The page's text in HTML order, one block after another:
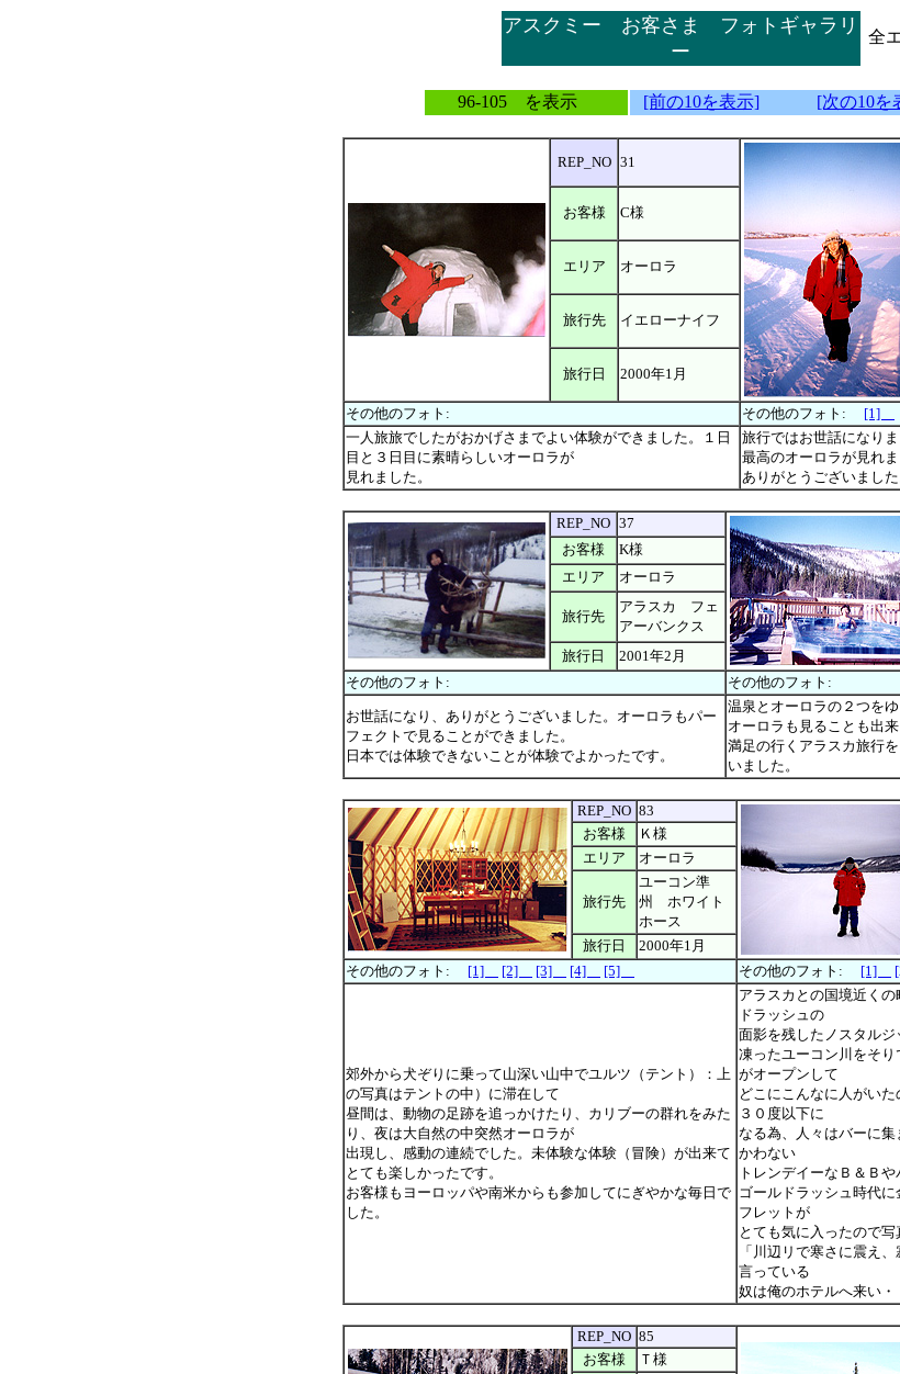
アスクミー お客さま フォトギャラリ
ー
全
96-105 を表示 [前の10を表示] [次の10を
REP_NO 31
お客様 C様
エリア オーロラ
旅行先 イエローナイフ
旅行日 2000年1月
その他のフォト: その他のフォト: [1]
一人旅旅でしたがおかげさまでよい体験ができました。１日
目と３日目に素晴らしいオーロラが
見れました。
旅行ではお世話になり
最高のオーロラが見れま
ありがとうございました
REP_NO 37
お客様
K様
エリア
オーロラ
旅行先
アラスカ フェ
アーバンクス
旅行日
2001年2月
その他のフォト:
その他のフォト:
お世話になり、ありがとうございました。オーロラもパー
フェクトで見ることができました。
日本では体験できないことが体験でよかったです。
温泉とオーロラの２つを
オーロラも見ることも出来
満足の行くアラスカ旅行
いました。
REP_NO 83
お客様
Ｋ様
エリア
オーロラ
旅行先
ユーコン準
州 ホワイト
ホース
旅行日
2000年1月
その他のフォト: [1] [2] [3] [4] [5] その他のフォト: [1]
郊外から犬ぞりに乗って山深い山中でユルツ（テント）：上
の写真はテントの中）に滞在して
昼間は、動物の足跡を追っかけたり、カリブーの群れをみた
り、夜は大自然の中突然オーロラが
出現し、感動の連続でした。未体験な体験（冒険）が出来て
とても楽しかったです。
お客様もヨーロッパや南米からも参加してにぎやかな毎日で
した。
アラスカとの国境近く
ドラッシュの
面影を残したノスタルジ
凍ったユーコン川をそ
がオープンして
どこにこんなに人がい
３０度以下に
なる為、人々はバーに
かわない
トレンデイーなＢ＆Ｂ
ゴールドラッシュ時代
フレットが
とても気に入ったので写
「川辺リで寒さに震え
言っている
奴は俺のホテルへ来い・
REP_NO 85
お客様
Ｔ様